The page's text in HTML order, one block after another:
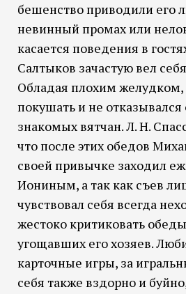
бешенство приводили его
невинный промах или
касается поведения в
Салтыков зачастую вел
Обладая плохим
покушать и не
знакомых вятчан. Л. Н.
что после этих обедов
своей привычке заходил
Иониным, а так как съев
чувствовал себя всегда
жестоко критиковать
угощавших его хозяев.
карточные игры, за
себя также вздорно и